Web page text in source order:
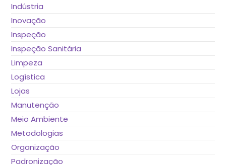
Indústria
Inovação
Inspeção
Inspeção Sanitária
Limpeza
Logística
Lojas
Manutenção
Meio Ambiente
Metodologias
Organização
Padronização